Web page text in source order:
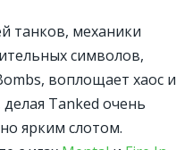
танков, механики
символов,
воплощает хаос и
Tanked очень
ярким слотом.